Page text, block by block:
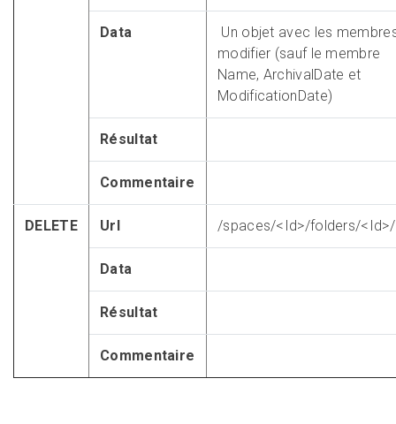
Data
Un objet avec les
modifier (sauf le membre
Name, ArchivalDate et
ModificationDate)
Résultat
Commentaire
DELETE Url /spaces/<Id>/folders/
Data
Résultat
Commentaire